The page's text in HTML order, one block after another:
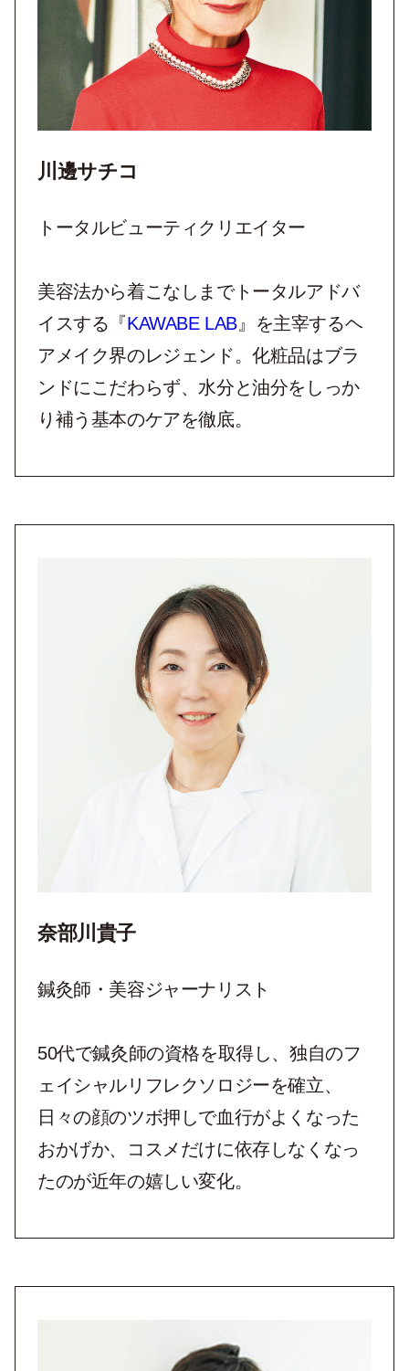
川邊サチコ
トータルビューティクリエイター
美容法から着こなしまでトータルアドバ
イスする『KAWABE LAB 』を主宰するヘ
アメイク界のレジェンド。化粧品はブラ
ンドにこだわらず、水分と油分をしっか
り補う基本のケアを徹底。
奈部川貴子
鍼灸師・美容ジャーナリスト
50代で鍼灸師の資格を取得し、独自のフ
ェイシャルリフレクソロジーを確立、
日々の顔のツボ押しで血行がよくなった
おかげか、コスメだけに依存しなくなっ
たのが近年の嬉しい変化。